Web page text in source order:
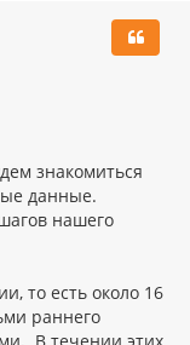
знакомиться
данные.
нашего
то есть около 16
раннего